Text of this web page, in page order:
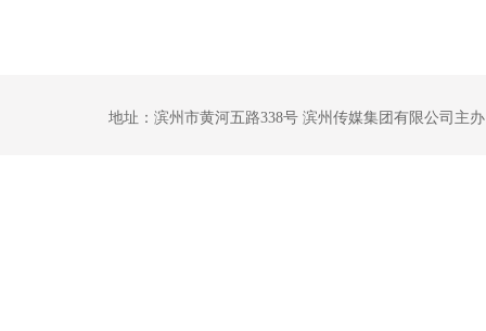
地址：滨州市黄河五路338号 滨州传媒集团有限公司主